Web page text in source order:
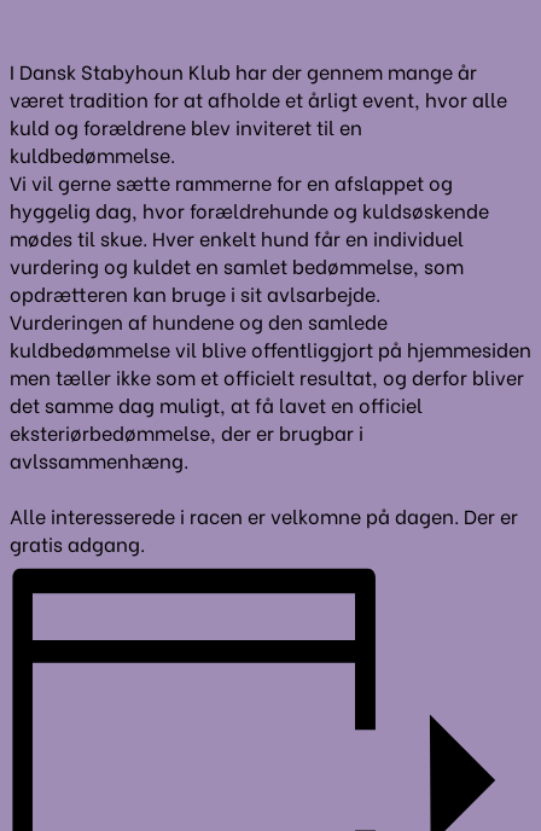
I Dansk Stabyhoun Klub har der gennem mange år
været tradition for at afholde et årligt event, hvor alle
kuld og forældrene blev inviteret til en
kuldbedømmelse.
Vi vil gerne sætte rammerne for en afslappet og
hyggelig dag, hvor forældrehunde og kuldsøskende
mødes til skue. Hver enkelt hund får en individuel
vurdering og kuldet en samlet bedømmelse, som
opdrætteren kan bruge i sit avlsarbejde.
Vurderingen af hundene og den samlede
kuldbedømmelse vil blive offentliggjort på hjemmesiden
men tæller ikke som et officielt resultat, og derfor bliver
det samme dag muligt, at få lavet en officiel
eksteriørbedømmelse, der er brugbar i
avlssammenhæng.
Alle interesserede i racen er velkomne på dagen. Der er
gratis adgang.